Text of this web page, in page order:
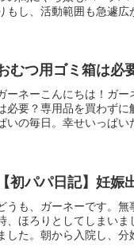
もし、活動範囲も急遽広
むつ用ゴミ箱は必
ーネーこんにちは！ガ
必要？専用品を買わず
いの毎日。幸せいっぱ
【初パパ日記】妊
うも、ガーネーです。
、ほろりとしてしまい
した。朝から入院し、分